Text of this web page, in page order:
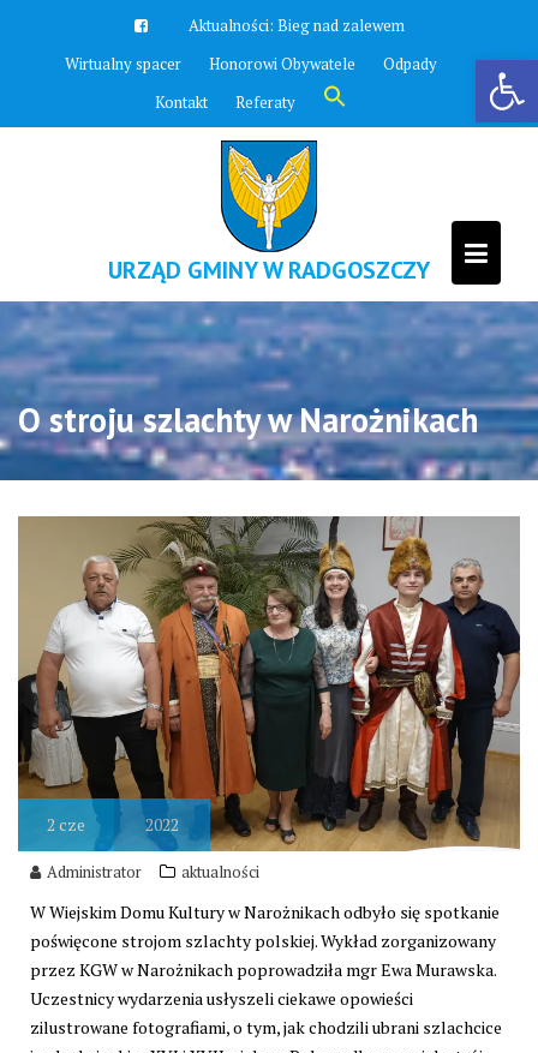
Otwórz pasek narzędzi
Aktualności: Bieg nad zalewem
Wirtualny spacer
Honorowi Obywatele
Odpady
Kontakt
Referaty Search
for:
Search Button
URZĄD GMINY W RADGOSZCZY
O stroju szlachty w Narożnikach
2 cze 2022
Administrator aktualności
W Wiejskim Domu Kultury w Narożnikach odbyło się spotkanie
poświęcone strojom szlachty polskiej. Wykład zorganizowany
przez KGW w Narożnikach poprowadziła mgr Ewa Murawska.
Uczestnicy wydarzenia usłyszeli ciekawe opowieści
zilustrowane fotografiami, o tym, jak chodzili ubrani szlachcice